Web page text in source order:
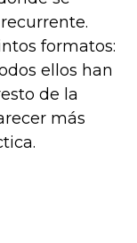
formatos:
ellos han
de la
más